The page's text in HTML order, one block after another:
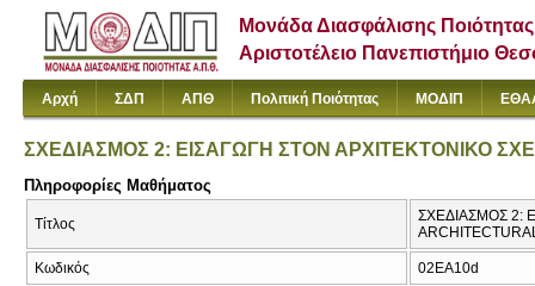
Μονάδα Διασφάλισης Ποιότητας
Αριστοτέλειο Πανεπιστήμιο
Αρχή ΣΔΠ ΑΠΘ Πολιτική Ποιότητας ΜΟΔΙΠ
ΣΧΕΔΙΑΣΜΟΣ 2: ΕΙΣΑΓΩΓΗ ΣΤΟΝ ΑΡΧΙΤΕΚΤΟΝΙΚΟ
Πληροφορίες Μαθήματος
Τίτλος
ΣΧΕΔΙΑΣΜΟΣ 2:
Κωδικός 02EA10d